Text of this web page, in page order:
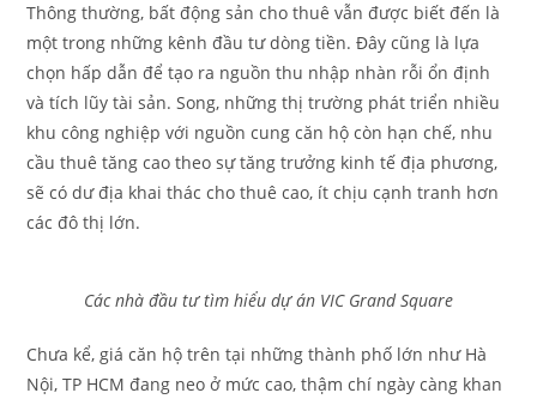
Thông thường, bất động sản cho thuê vẫn được biết đến là
một trong những kênh đầu tư dòng tiền. Đây cũng là lựa
chọn hấp dẫn để tạo ra nguồn thu nhập nhàn rỗi ổn định
và tích lũy tài sản. Song, những thị trường phát triển nhiều
khu công nghiệp với nguồn cung căn hộ còn hạn chế, nhu
cầu thuê tăng cao theo sự tăng trưởng kinh tế địa phương,
sẽ có dư địa khai thác cho thuê cao, ít chịu cạnh tranh hơn
các đô thị lớn.
Các nhà đầu tư tìm hiểu dự án VIC Grand Square
Chưa kể, giá căn hộ trên tại những thành phố lớn như Hà
Nội, TP HCM đang neo ở mức cao, thậm chí ngày càng khan